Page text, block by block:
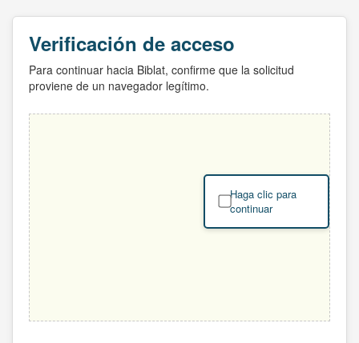
Verificación de acceso
Para continuar hacia Biblat, confirme que la solicitud
proviene de un navegador legítimo.
Haga clic para
continuar